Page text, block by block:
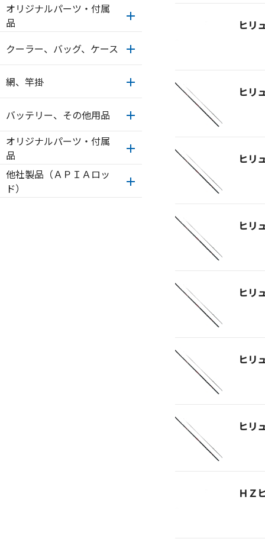
オリジナルパーツ・付属
品
クーラー、バッグ、ケース
網、竿掛
バッテリー、その他用品
オリジナルパーツ・付属
品
他社製品（ＡＰＩＡロッ
ド）
ヒリ
ヒリ
ヒリ
ヒリ
ヒリ
ヒリ
ヒリ
ＨＺ